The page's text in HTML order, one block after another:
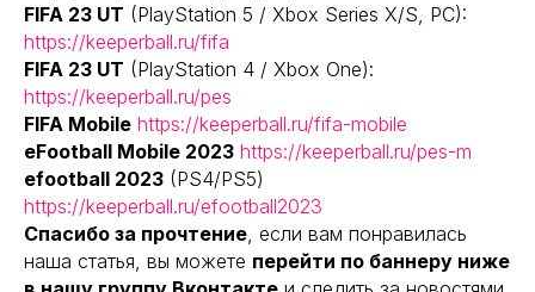
FIFA 23 UT (PlayStation 5 / Xbox Series X/S, PC):
https://keeperball.ru/fifa
FIFA 23 UT (PlayStation 4 / Xbox One):
https://keeperball.ru/pes
FIFA Mobile https://keeperball.ru/fifa-mobile
eFootball Mobile 2023 https://keeperball.ru/pes-m
efootball 2023 (PS4/PS5)
https://keeperball.ru/efootball2023
Спасибо за прочтение, если вам понравилась
наша статья, вы можете перейти по баннеру ниже